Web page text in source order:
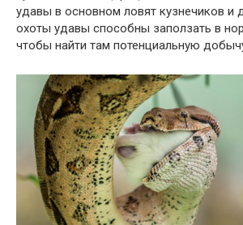
удавы в основном ловят кузнечиков и
охоты удавы способны заползать в
чтобы найти там потенциальную